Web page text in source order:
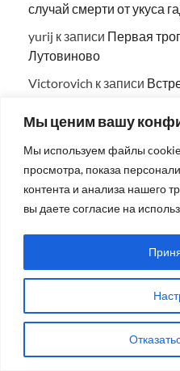
Мы ценим вашу
Мы используем файлы
просмотра, показа
контента и анализа нашего
вы даете согласие на
случай смерти от укуса
yurij к записи Первая
Лутовиново
Victorovich к записи
Prokoviewк записи
всем честным людям
Prokoviewк записи
СЛОВО ПАРТНЁРАМ
Программа для клининговой
Почему провокативная терапия
заходят в тупик